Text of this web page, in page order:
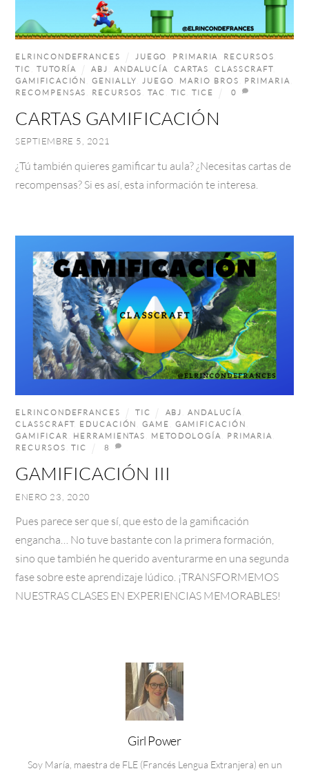
SEPTIEMBRE 5, 2021
CARTAS GAMIFICACIÓN
ELRINCONDEFRANCES JUEGO PRIMARIA RECURSOS
TIC
TUTORÍA ABJ ANDALUCÍA CARTAS ,CLASSCRAFT
GAMIFICACIÓN
,GENIALLY JUEGO MARIO BROS PRIMARIA
RECOMPENSAS
RECURSOS ,TAC TIC ,TICE 0
¿Tú también quieres gamificar tu aula? ¿Necesitas cartas de
recompensas? Si es así, esta información te interesa.
ENERO 23, 2020
GAMIFICACIÓN III
ELRINCONDEFRANCES TIC ABJ ,ANDALUCÍA
CLASSCRAFT, EDUCACIÓN ,GAME GAMIFICACIÓN
GAMIFICAR
HERRAMIENTAS METODOLOGÍA PRIMARIA
RECURSOS
,TIC 8
Pues parece ser que sí, que esto de la gamificación
engancha… No tuve bastante con la primera formación,
sino que también he querido aventurarme en una segunda
fase sobre este aprendizaje lúdico. ¡TRANSFORMEMOS
NUESTRAS CLASES EN EXPERIENCIAS MEMORABLES!
Girl Power
Soy María, maestra de FLE (Francés Lengua Extranjera) en un